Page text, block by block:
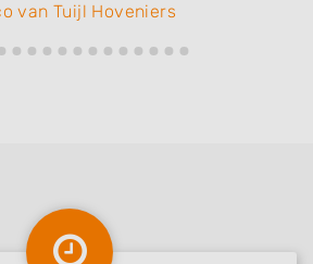
van Tuijl Hoveniers